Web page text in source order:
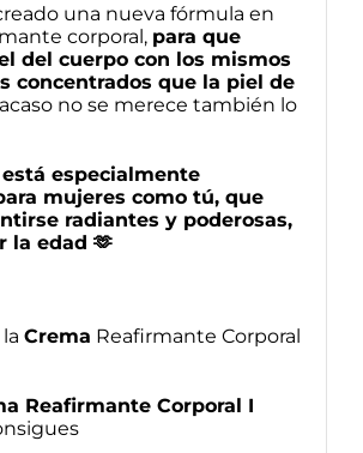
una nueva fórmula en
corporal, para que
del cuerpo con los mismos
concentrados que la piel de
no se merece también lo
especialmente
mujeres como tú, que
radiantes y poderosas,
la edad 🫶
Crema Reafirmante Corporal
Reafirmante Corporal I